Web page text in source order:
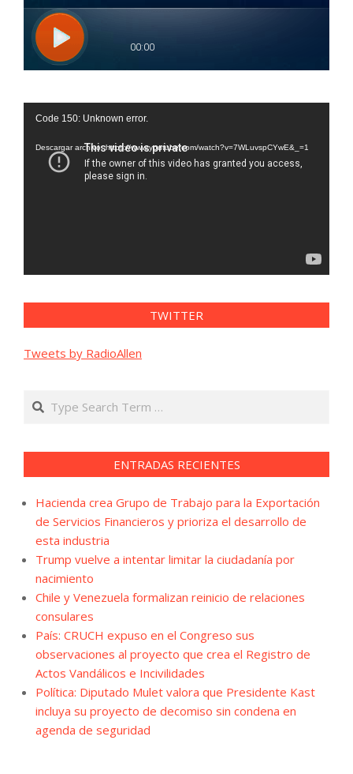
Reproductor
vídeo
Code 150: Unknown error.
Descargar archivo: https://www.youtube.com/watch?v=7WLuvspCYwE&_=1
TWITTER
Tweets by RadioAllen
Search
ENTRADAS RECIENTES
Hacienda crea Grupo de Trabajo para la Exportación
de Servicios Financieros y prioriza el desarrollo de
esta industria
Trump vuelve a intentar limitar la ciudadanía por
nacimiento
Chile y Venezuela formalizan reinicio de relaciones
consulares
País: CRUCH expuso en el Congreso sus
observaciones al proyecto que crea el Registro de
Actos Vandálicos e Incivilidades
Política: Diputado Mulet valora que Presidente Kast
incluya su proyecto de decomiso sin condena en
agenda de seguridad